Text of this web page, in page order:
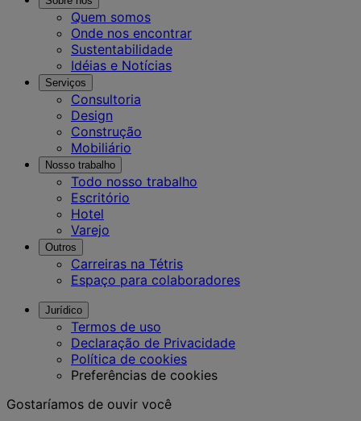
Quem somos
Onde nos encontrar
Sustentabilidade
Idéias e Notícias
Serviços
Consultoria
Design
Construção
Mobiliário
Nosso trabalho
Todo nosso trabalho
Escritório
Hotel
Varejo
Outros
Carreiras na Tétris
Espaço para colaboradores
Jurídico
Termos de uso
Declaração de Privacidade
Política de cookies
Preferências de cookies
Gostaríamos de ouvir você